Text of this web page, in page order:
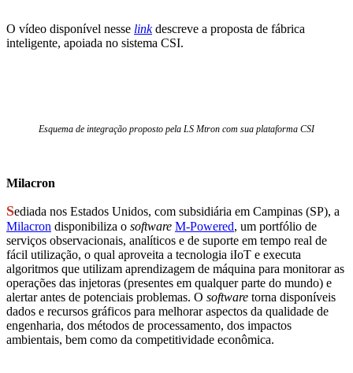
O vídeo disponível nesse linkdescreve a proposta de fábrica
inteligente, apoiada no sistema CSI.
Esquema de integração proposto pela LS Mtron com sua plataforma CSI
Milacron
Sediada nos Estados Unidos, com subsidiária em Campinas (SP), a
Milacron disponibiliza o software M-Powered, um portfólio de
serviços observacionais, analíticos e de suporte em tempo real de
fácil utilização, o qual aproveita a tecnologia iIoT e executa
algoritmos que utilizam aprendizagem de máquina para monitorar as
operações das injetoras (presentes em qualquer parte do mundo) e
alertar antes de potenciais problemas. O software torna disponíveis
dados e recursos gráficos para melhorar aspectos da qualidade de
engenharia, dos métodos de processamento, dos impactos
ambientais, bem como da competitividade econômica.